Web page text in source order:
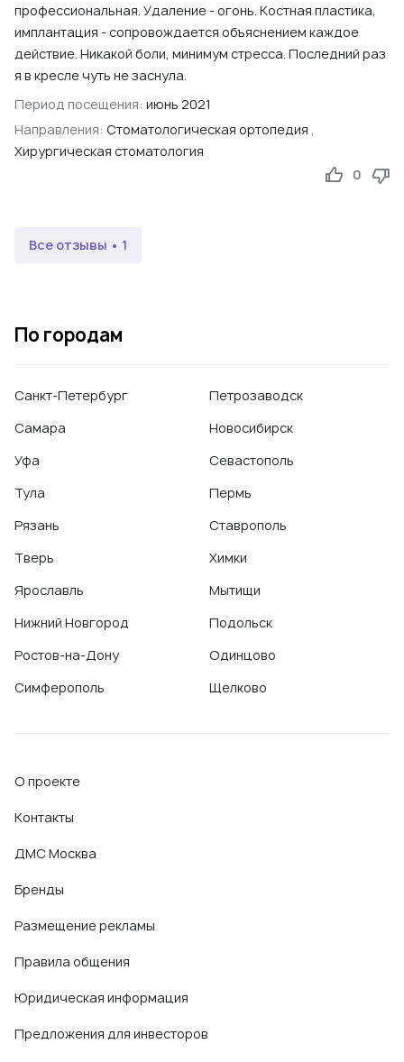
профессиональная. Удаление - огонь. Костная пластика,
имплантация - сопровождается объяснением каждое
действие. Никакой боли, минимум стресса. Последний раз
я в кресле чуть не заснула.
Период посещения: июнь 2021
Направления: Стоматологическая ортопедия ,
Хирургическая стоматология
0
Все отзывы • 1
По городам
Санкт-Петербург
Самара
Уфа
Тула
Рязань
Тверь
Ярославль
Нижний Новгород
Ростов-на-Дону
Симферополь
Петрозаводск
Новосибирск
Севастополь
Пермь
Ставрополь
Химки
Мытищи
Подольск
Одинцово
Щелково
О проекте
Контакты
ДМС Москва
Бренды
Размещение рекламы
Правила общения
Юридическая информация
Предложения для инвесторов